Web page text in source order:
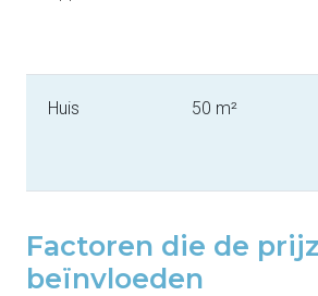
Huis 50 m²
Factoren die de
beïnvloeden